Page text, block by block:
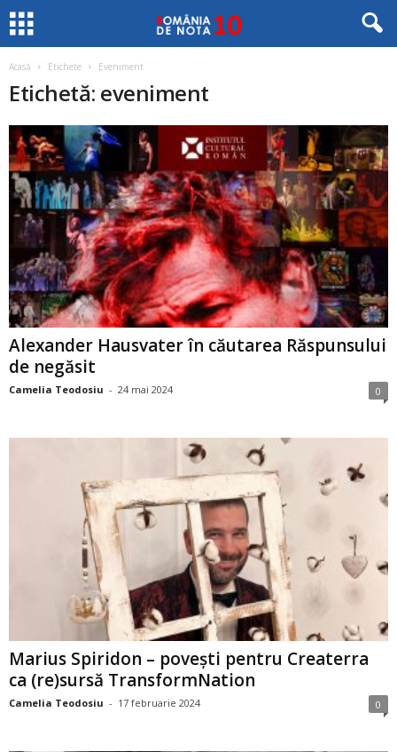
Acasă Etichete Eveniment
Etichetă: eveniment
Alexander Hausvater în căutarea Răspunsului
de negăsit
Camelia Teodosiu - 24 mai 2024 0
Marius Spiridon – povești pentru Createrra
ca (re)sursă TransformNation
Camelia Teodosiu - 17 februarie 2024 0